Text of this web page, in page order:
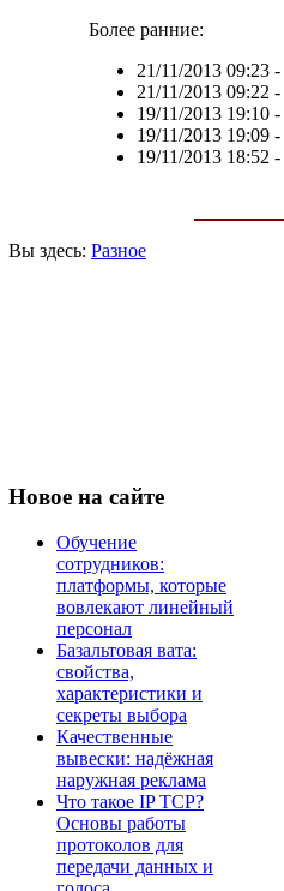
Более ранние:
21/11/2013 09:23-
21/11/2013 09:22 -
19/11/2013 19:10-
19/11/2013 19:09-
19/11/2013 18:52 -
Вы здесь: Разное
Новое на сайте
Обучение
сотрудников:
платформы, которые
вовлекают линейный
персонал
Базальтовая вата:
свойства,
характеристики и
секреты выбора
Качественные
вывески: надёжная
наружная реклама
Что такое IP TCP?
Основы работы
протоколов для
передачи данных и